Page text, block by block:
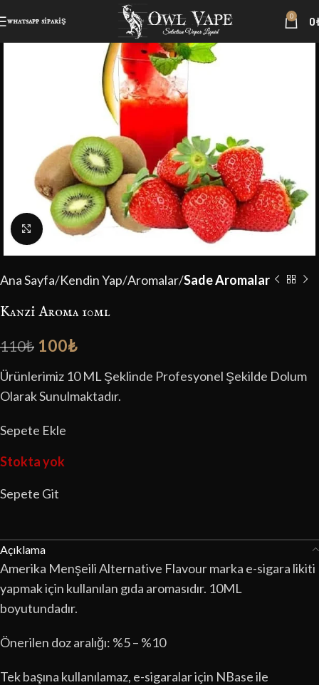
whatsapp sipariş 0 0
-9%
Büyütmek için tıklayın
Ana Sayfa Kendin Yap Aromalar Sade Aromalar
Kanzi Aroma 10ml
110₺ 100₺
Ürünlerimiz 10 ML Şeklinde Profesyonel Şekilde Dolum
Olarak Sunulmaktadır.
Sepete Ekle
Stokta yok
Sepete Git
Açıklama
Amerika Menşeili Alternative Flavour marka e-sigara likiti
yapmak için kullanılan gıda aromasıdır. 10ML
boyutundadır.
Önerilen doz aralığı: %5 – %10
Tek başına kullanılamaz, e-sigaralar için NBase ile